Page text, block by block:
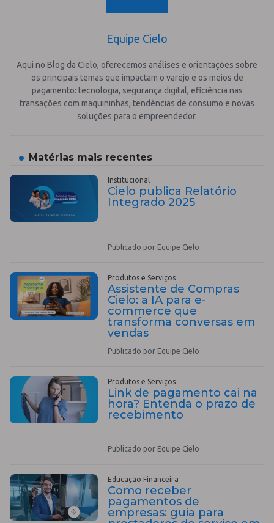
Equipe Cielo
Aqui no Blog da Cielo, oferecemos análises e orientações sobre
os principais temas que impactam o varejo e os meios de
pagamento: tecnologia, segurança digital, eficiência nas
transações com maquininhas, tendências de consumo e novas
soluções para o empreendedor.
Matérias mais recentes
Institucional
Cielo publica Relatório
Integrado 2025
Publicado por Equipe Cielo
Produtos e Serviços
Assistente de Compras
Cielo: a IA para e-
commerce que
transforma conversas em
vendas
Publicado por Equipe Cielo
Produtos e Serviços
Link de pagamento cai na
hora? Entenda o prazo de
recebimento
Publicado por Equipe Cielo
Educação Financeira
Como receber
pagamentos de
empresas: guia para